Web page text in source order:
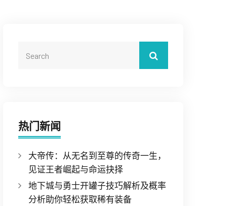
热门新闻
大帝传：从无名到至尊的传奇一生，
见证王者崛起与命运抉择
地下城与勇士开罐子技巧解析及概率
分析助你轻松获取稀有装备